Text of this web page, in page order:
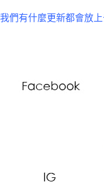
我們有什麼更新都會放上